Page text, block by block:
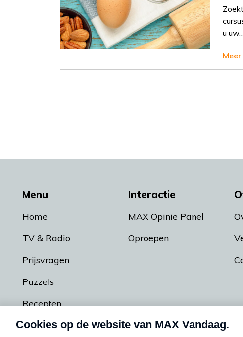
u
Meer
Menu
Home
TV & Radio
Prijsvragen
Puzzels
Recepten
Podcasts
Interactie
MAX Opinie Panel
Oproepen